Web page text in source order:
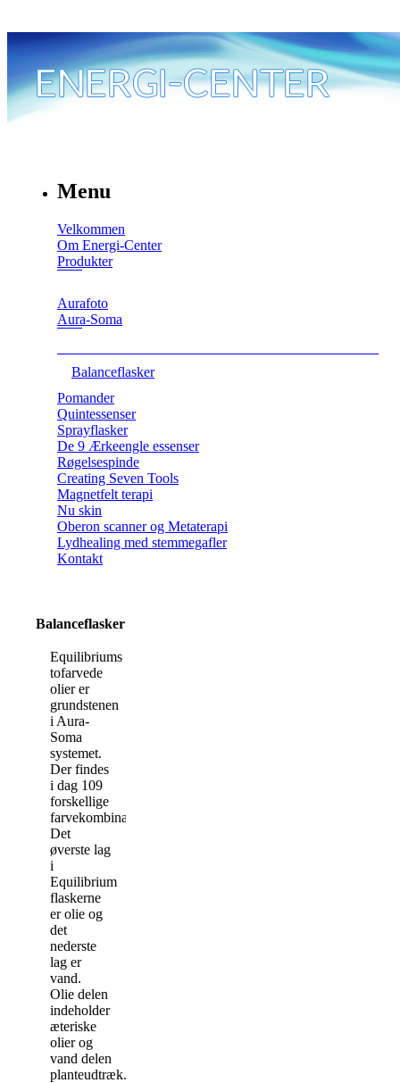
Menu
Velkommen
Om Energi-Center
Produkter
Aurafoto
Aura-Soma
Balanceflasker
Pomander
Quintessenser
Sprayflasker
De 9 Ærkeengle essenser
Røgelsespinde
Creating Seven Tools
Magnetfelt terapi
Nu skin
Oberon scanner og Metaterapi
Lydhealing med stemmegafler
Kontakt
Balanceflasker
Equilibriums
tofarvede
olier er
grundstenen
i Aura-
Soma
systemet.
Der findes
i dag 109
forskellige
farvekombinationer/flasker.
Det
øverste lag
i
Equilibrium
flaskerne
er olie og
det
nederste
lag er
vand.
Olie delen
indeholder
æteriske
olier og
vand delen
planteudtræk.